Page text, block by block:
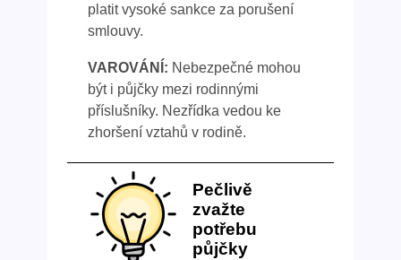
platit vysoké sankce za porušení
smlouvy.
VAROVÁNÍ: Nebezpečné mohou
být i půjčky mezi rodinnými
příslušníky. Nezřídka vedou ke
zhoršení vztahů v rodině.
Pečlivě
zvažte
potřebu
půjčky